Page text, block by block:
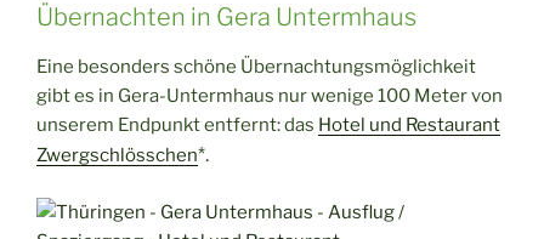
Übernachten in Gera Untermhaus
Eine besonders schöne Übernachtungsmöglichkeit
gibt es in Gera-Untermhaus nur wenige 100 Meter von
unserem Endpunkt entfernt: das Hotel und Restaurant
Zwergschlösschen*.